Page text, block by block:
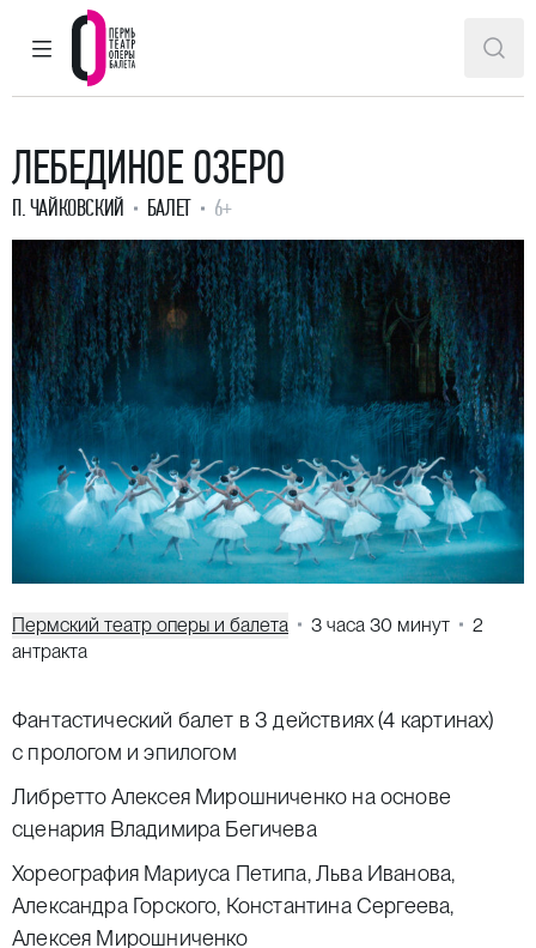
ГЛАВНОЕ МЕНЮ
Пермский театр оперы и балета
ЛЕБЕДИНОЕ ОЗЕРО
П. ЧАЙКОВСКИЙ БАЛЕТ 6+
Пермский театр оперы и балета 3 часа 30 минут
2
антракта
Фантастический балет в 3 действиях (4 картинах)
с прологом и эпилогом
Либретто Алексея Мирошниченко на основе
сценария Владимира Бегичева
Хореография Мариуса Петипа, Льва Иванова,
Александра Горского, Константина Сергеева,
Алексея Мирошниченко